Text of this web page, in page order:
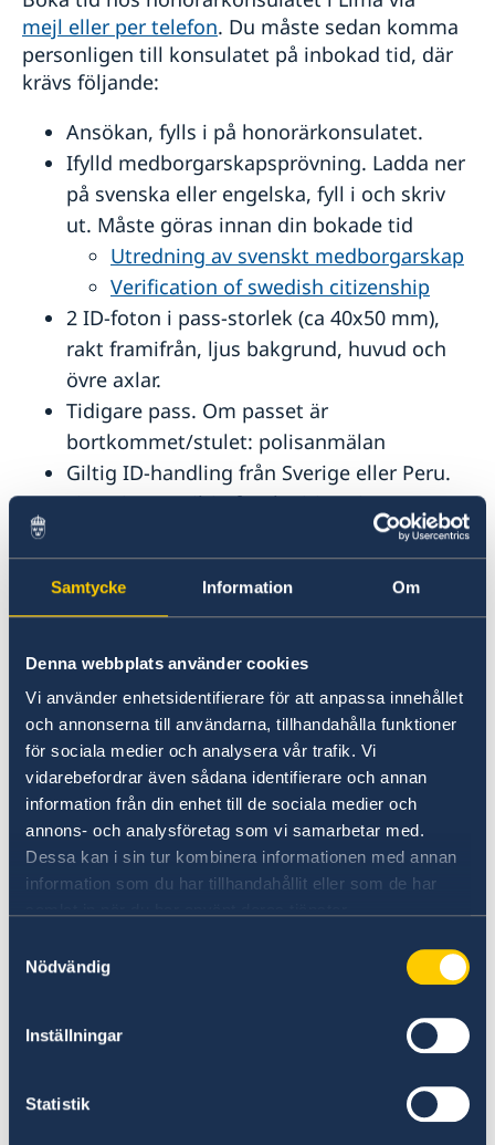
Samtycke Information Om
Denna webbplats använder cookies
Vi använder enhetsidentifierare för att anpassa innehållet
och annonserna till användarna, tillhandahålla funktioner
för sociala medier och analysera vår trafik. Vi
vidarebefordrar även sådana identifierare och annan
information från din enhet till de sociala medier och
annons- och analysföretag som vi samarbetar med.
Dessa kan i sin tur kombinera informationen med annan
information som du har tillhandahållit eller som de har
Nödvändig
Inställningar
Statistik
Apostille och översättningar
Registrera adress i utlandet
Dödsfall
Arv i internationella situationer
Svenska föreningen
Akut hjälp
Avgifter
Reseinformation
Inför resan
Se till att vara försäkrad
Läs på om ditt resmål
Behöver jag visum?
Köra bil med svenskt körkort
Resetillstånd för minderåriga
Resa med husdjur
Resa med läkemedel
Att resa med psykisk ohälsa
Ambassadens reseinformation
Aktuella händelser
Allmänna säkerhetsläget
In- och utresebestämmelser
Hälso- och sjukvård
Naturförhållanden och katastrofer
Lokala lagar och sedvänjor
Kriminalitet och personlig säkerhet
Trafiksäkerhet och resor i landet
Terrorism
Anmäl din utlandsvistelse
Frihetsberövad i utlandet
Om olyckan är framme
Polisanmälan
Förlust av pass eller bankkort
Överföring av pengar
Service för svenska företag
Ambassadens komersiella tjänster
Svenska företag i utlandet
Anmäla handelshinder
mejl eller per telefon. Du måste sedan komma
personligen till konsulatet på inbokad tid, där
krävs följande:
Ansökan, fylls i på honorärkonsulatet.
Ifylld medborgarskapsprövning. Ladda ner
på svenska eller engelska, fyll i och skriv
ut. Måste göras innan din bokade tid
Utredning av svenskt medborgarskap
Verification of swedish citizenship
2 ID-foton i pass-storlek (ca 40x50 mm),
rakt framifrån, ljus bakgrund, huvud och
övre axlar.
Tidigare pass. Om passet är
bortkommet/stulet: polisanmälan
Giltig ID-handling från Sverige eller Peru.
Finns ingen giltig fotolegitimation,
vänligen kontakta konsulatet i förväg.
Kopia hemresebiljett eller bokning av resa
till Sverige.
För minderåriga krävs även: samtliga
vårdnadshavares medgivande,
födelsebevis i original, personbevis med
uppgift om barnets vårdnadshavare,
vårdnadshavarens/havarnas ID-handling.
Betalning
Avgift för provisoriskt pass betalas till
konsulatet. Se aktuell prisuppgift här:
Avgifter - Sweden Abroad
OBS, tänk på att:
Resvägen antecknas i passet. Ändrar du
pass och ny passavgift.